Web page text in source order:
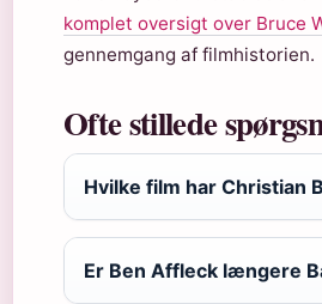
komplet oversigt over Bruce
gennemgang af filmhistorien.
Ofte stillede
Hvilke film har Christian
Er Ben Affleck længere